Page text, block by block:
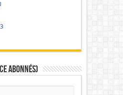
Abonnés)